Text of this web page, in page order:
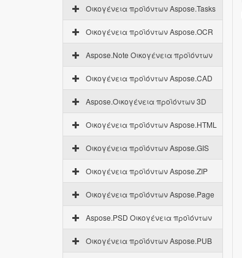
Οικογένεια προϊόντων Aspose.Tasks
Οικογένεια προϊόντων Aspose.OCR
Aspose.Note Οικογένεια προϊόντων
Οικογένεια προϊόντων Aspose.CAD
Aspose.Οικογένεια προϊόντων 3D
Οικογένεια προϊόντων Aspose.HTML
Οικογένεια προϊόντων Aspose.GIS
Οικογένεια προϊόντων Aspose.ZIP
Οικογένεια προϊόντων Aspose.Page
Aspose.PSD Οικογένεια προϊόντων
Οικογένεια προϊόντων Aspose.PUB